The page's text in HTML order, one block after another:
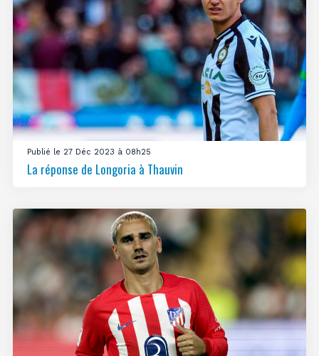
Publié le 27 Déc 2023 à 08h25
La réponse de Longoria à Thauvin